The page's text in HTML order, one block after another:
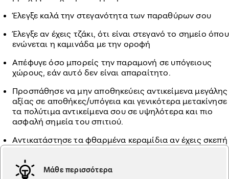
Έλεγξε καλά την στεγανότητα των παραθύρων σου
Έλεγξε αν έχεις τζάκι, ότι είναι στεγανό το σημείο όπου
ενώνεται η καμινάδα με την οροφή
Απέφυγε όσο μπορείς την παραμονή σε υπόγειους
χώρους, εάν αυτό δεν είναι απαραίτητο.
Προσπάθησε να μην αποθηκεύεις αντικείμενα μεγάλης
αξίας σε αποθήκες/υπόγεια και γενικότερα μετακίνησε
τα πολύτιμα αντικείμενα σου σε υψηλότερα και πιο
ασφαλή σημεία του σπιτιού.
Αντικατάστησε τα φθαρμένα κεραμίδια αν έχεις σκεπή
Μάθε περισσότερα